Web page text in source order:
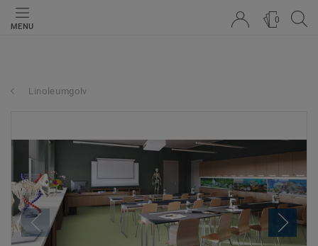
MENU
0
Linoleumgolv